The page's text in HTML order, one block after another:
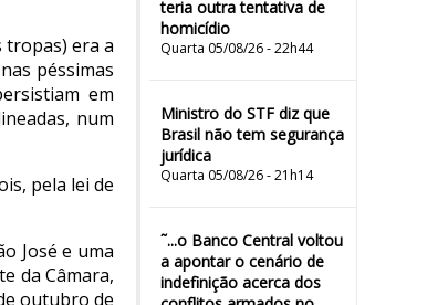
teria outra tentativa de
homicídio
Quarta 05/08/26 - 22h44
Ministro do STF diz que
Brasil não tem segurança
jurídica
Quarta 05/08/26 - 21h14
˜...o Banco Central voltou
a apontar o cenário de
indefinição acerca dos
tropas) era a
péssimas
em
num
pela lei de
José e uma
da Câmara,
outubro de